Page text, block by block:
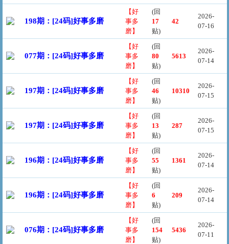
198期：[24码]好事多磨
【好
事多
磨】
(回
17
贴)
42
2026-
07-16
077期：[24码]好事多磨
【好
事多
磨】
(回
80
贴)
5613
2026-
07-14
197期：[24码]好事多磨
【好
事多
磨】
(回
46
贴)
10310
2026-
07-15
197期：[24码]好事多磨
【好
事多
磨】
(回
13
贴)
287
2026-
07-15
196期：[24码]好事多磨
【好
事多
磨】
(回
55
贴)
1361
2026-
07-14
196期：[24码]好事多磨
【好
事多
磨】
(回
6
贴)
209
2026-
07-14
076期：[24码]好事多磨
【好
事多
磨】
(回
154
贴)
5436
2026-
07-11